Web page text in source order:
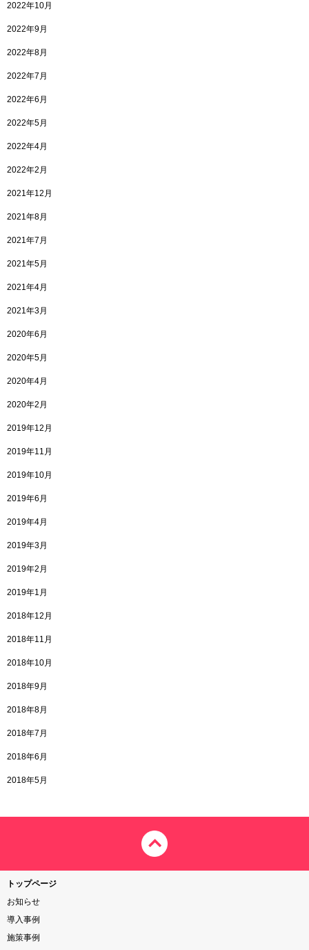
2022年10月
2022年9月
2022年8月
2022年7月
2022年6月
2022年5月
2022年4月
2022年2月
2021年12月
2021年8月
2021年7月
2021年5月
2021年4月
2021年3月
2020年6月
2020年5月
2020年4月
2020年2月
2019年12月
2019年11月
2019年10月
2019年6月
2019年4月
2019年3月
2019年2月
2019年1月
2018年12月
2018年11月
2018年10月
2018年9月
2018年8月
2018年7月
2018年6月
2018年5月
トップページ
お知らせ
導入事例
施策事例